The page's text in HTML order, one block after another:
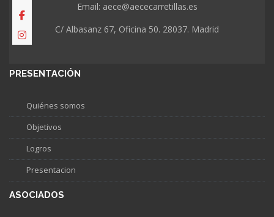
Email: aece@aececarretillas.es
C/ Albasanz 67, Oficina 50. 28037. Madrid
PRESENTACIÓN
Quiénes somos
Objetivos
Logros
Presentacion
ASOCIADOS